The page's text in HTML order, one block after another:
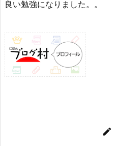
良い勉強になりました。。
